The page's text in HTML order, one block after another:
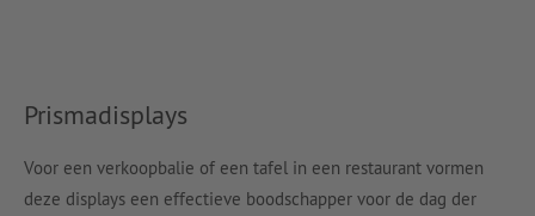
Prismadisplays
Voor een verkoopbalie of een tafel in een restaurant vormen
deze displays een effectieve boodschapper voor de dag der